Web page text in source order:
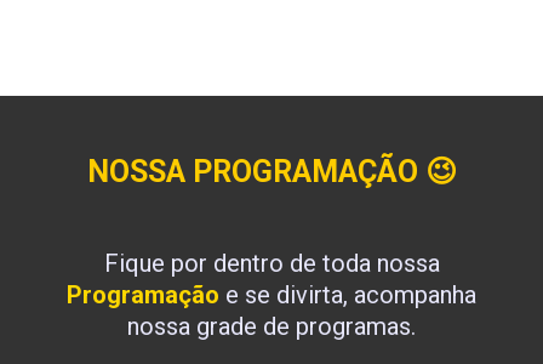
NOSSA PROGRAMAÇÃO 😉
Fique por dentro de toda nossa
Programação e se divirta, acompanha
nossa grade de programas.